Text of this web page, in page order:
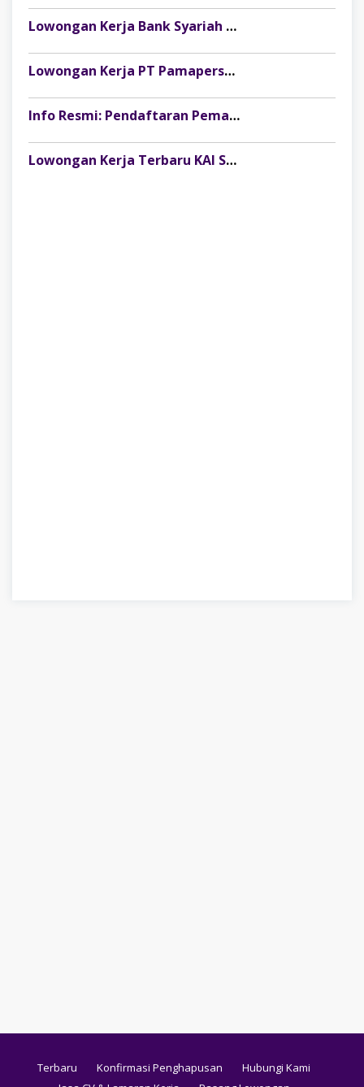
Lowongan Kerja Bank Syariah Nasional (BSN) Danantara Indonesia Terbaru
Lowongan Kerja PT Pamapersada Nusantara: Dibuka Fresh Graduate Development Program (FGDP)
Info Resmi: Pendaftaran Pemagangan Nasional 2026 Batch 1 Angkatan 2 Resmi Dibuka!
Lowongan Kerja Terbaru KAI Services Juli 2026: Posisi Perawatan Sarana untuk Lulusan SLTA
Terbaru Konfirmasi Penghapusan
Hubungi Kami